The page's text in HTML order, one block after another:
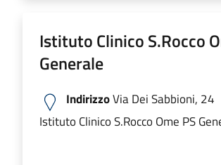
Istituto Clinico S.Rocco
Generale
IndirizzoVia Dei Sabbioni, 24
Istituto Clinico S.Rocco Ome PS